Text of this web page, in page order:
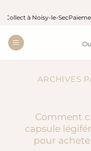
Passer
contenu
Noisy-le-SecPaiement
ARCHIVES
Comment
capsule
pour